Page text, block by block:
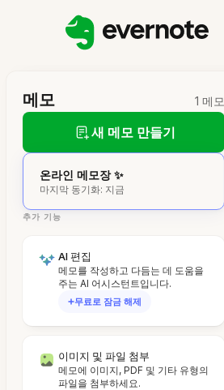
메모 1 메모
새 메모 만들기
온라인 메모장 ✨
마지막 동기화: 지금
추가 기능
AI 편집
메모를 작성하고 다듬는 데 도움을
주는 AI 어시스턴트입니다.
무료로 잠금 해제
이미지 및 파일 첨부
메모에 이미지, PDF 및 기타 유형의
파일을 첨부하세요.